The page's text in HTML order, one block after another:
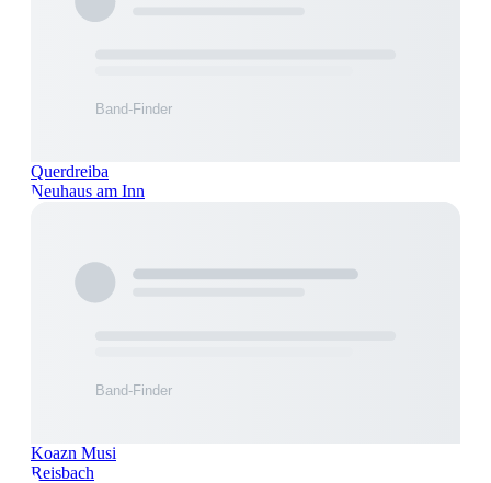
Querdreiba
Neuhaus am Inn
Koazn Musi
Reisbach